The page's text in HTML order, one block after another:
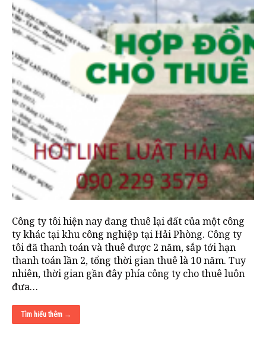
Công ty tôi hiện nay đang thuê lại đất của một công
ty khác tại khu công nghiệp tại Hải Phòng. Công ty
tôi đã thanh toán và thuê được 2 năm, sắp tới hạn
thanh toán lần 2, tổng thời gian thuê là 10 năm. Tuy
nhiên, thời gian gần đây phía công ty cho thuê luôn
đưa…
Tìm hiểu thêm →